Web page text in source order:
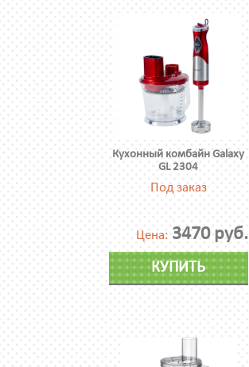
Кухонный комбайн Galaxy
GL 2304
Под заказ
Цена: 3470 руб.
КУПИТЬ